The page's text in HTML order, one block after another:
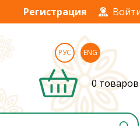
Регистрация
РУС ENG
0 товаров